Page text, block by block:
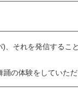
)、それを発信するこ
の体験をしていただ